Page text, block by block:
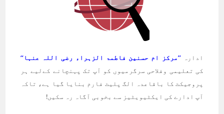
ادارہ’’مرکز ام حسنین فاطمۃ الزہراء رضی اللہ عنہا‘‘
کی تعلیمی وفلاحی سرگرمیوں کو آپ تک پہنچانے کےلیے ہر
پروجیکٹ کا باقاعدہ الگ پلیٹ فارم بنایا گیا ہے، تاکہ
آپ ادارے کی ایکٹیویٹیز سے بخوبی آگاہ رہ سکیں!